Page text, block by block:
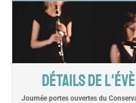
DÉTAILS DE
Journée portes ouvertes du